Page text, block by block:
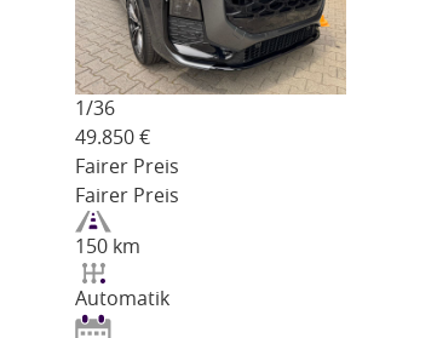
1/36
49.850 €
Fairer Preis
Fairer Preis
150 km
Automatik